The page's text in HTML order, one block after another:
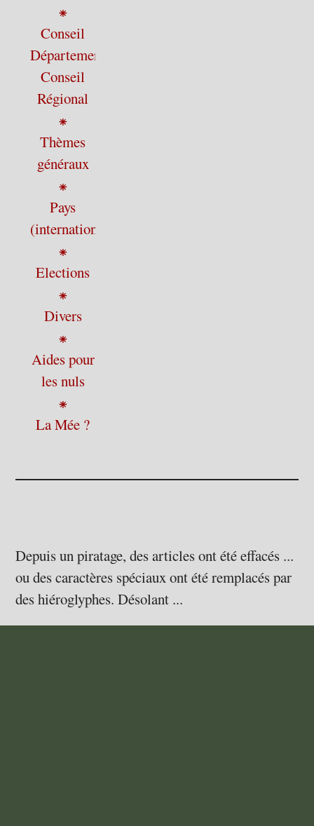
⁕
Conseil
Départemental,
Conseil
Régional
⁕
Thèmes
généraux
⁕
Pays
(international)
⁕
Elections
⁕
Divers
⁕
Aides pour
les nuls
⁕
La Mée ?
Depuis un piratage, des articles ont été effacés ...
ou des caractères spéciaux ont été remplacés par
des hiéroglyphes. Désolant ...